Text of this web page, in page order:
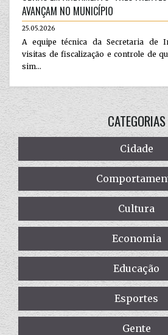
AVANÇAM NO MUNICÍPIO
25.05.2026
A equipe técnica da Secretaria de
visitas de fiscalização e controle de
sim...
CATEGORIAS
Cidade
Cultura
Economia
Educação
Esportes
Gente